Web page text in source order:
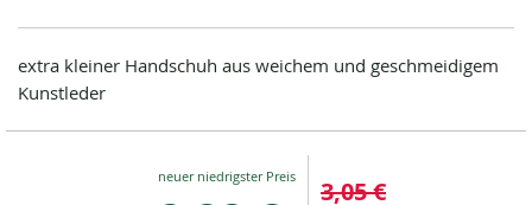
extra kleiner Handschuh aus weichem und geschmeidigem
Kunstleder
Special
3,05 €